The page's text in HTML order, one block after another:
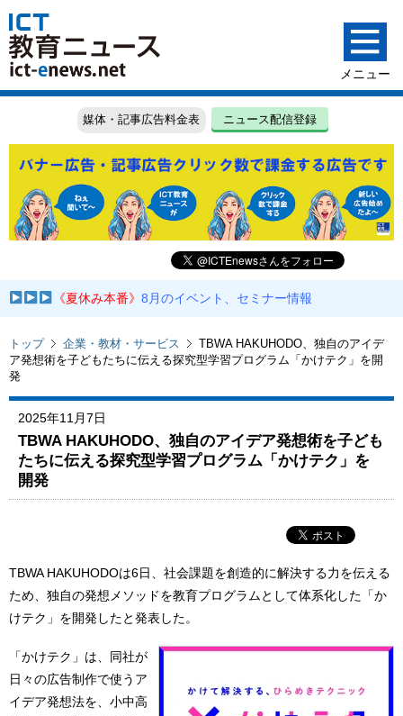
媒体・記事広告料金表 ニュース配信登録
《夏休み本番》8月のイベント、セミナー情報
トップ 企業・教材・サービス
TBWA HAKUHODO、独自のアイデ
ア発想術を子どもたちに伝える探究型学習プログラム「かけテク」を開
発
2025年11月7日
TBWA HAKUHODO、独自のアイデア発想術を子ども
たちに伝える探究型学習プログラム「かけテク」を
開発
TBWA HAKUHODOは6日、社会課題を創造的に解決する力を伝える
ため、独自の発想メソッドを教育プログラムとして体系化した「か
けテク」を開発したと発表した。
「かけテク」は、同社が
日々の広告制作で使うア
イデア発想法を、小中高